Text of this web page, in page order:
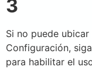
3
Si no puede
Configuración,
para habilitar el